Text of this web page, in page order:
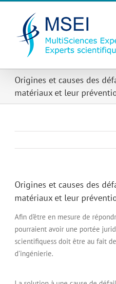
content
Origines et causes des
matériaux et leur
Origines et causes des
matériaux et leur
Afin d’être en mesure de
pourraient avoir une portée
scientifiquess doit être au fait
d’ingénierie.